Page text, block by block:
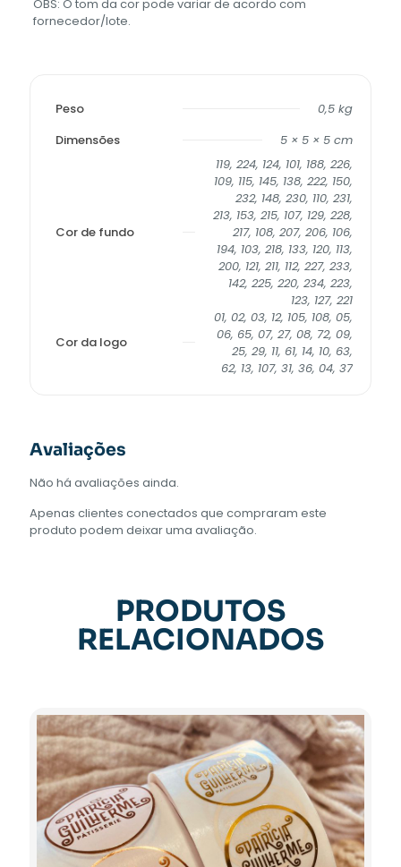
OBS: O tom da cor pode variar de acordo com
fornecedor/lote.
Peso
0,5 kg
Dimensões
5 × 5 × 5 cm
Cor de fundo
119, 224, 124, 101, 188, 226,
109, 115, 145, 138, 222, 150,
232, 148, 230, 110, 231,
213, 153, 215, 107, 129, 228,
217, 108, 207, 206, 106,
194, 103, 218, 133, 120, 113,
200, 121, 211, 112, 227, 233,
142, 225, 220, 234, 223,
123, 127, 221
Cor da logo
01, 02, 03, 12, 105, 108, 05,
06, 65, 07, 27, 08, 72, 09,
25, 29, 11, 61, 14, 10, 63,
62, 13, 107, 31, 36, 04, 37
Avaliações
Não há avaliações ainda.
Apenas clientes conectados que compraram este
produto podem deixar uma avaliação.
PRODUTOS
RELACIONADOS